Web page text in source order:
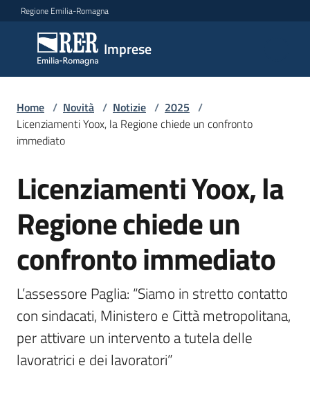
Vai al contenuto
Vai alla navigazione
Vai al footer
Regione Emilia-Romagna
Imprese
Imprese
Argomenti
Servizi
Leggi
Atti
Bandi
Piani
Programmi
Home / Novità / Notizie / 2025 /
Licenziamenti Yoox, la Regione chiede un confronto
immediato
Salta al contenuto
Licenziamenti Yoox, la
Regione chiede un
confronto immediato
L’assessore Paglia: “Siamo in stretto contatto
con sindacati, Ministero e Città metropolitana,
per attivare un intervento a tutela delle
lavoratrici e dei lavoratori”